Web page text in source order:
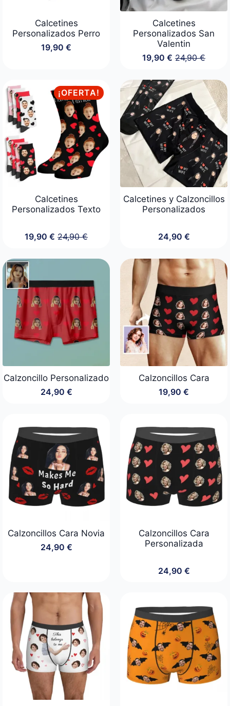
Calcetines
Personalizados Perro
19,90 €
Calcetines
Personalizados San
Valentin
24,90€
El
original
24,90 €.
19,90€ El
actual
19,90 €.
¡OFERTA!
Calcetines
Personalizados Texto
24,90€
El
original
24,90 €.
19,90€ El
actual
19,90 €.
Calcetines y Calzoncillos
Personalizados
24,90 €
Calzoncillo Personalizado
24,90 €
Calzoncillos Cara
19,90 €
Calzoncillos Cara Novia
24,90 €
Calzoncillos Cara
Personalizada
24,90 €